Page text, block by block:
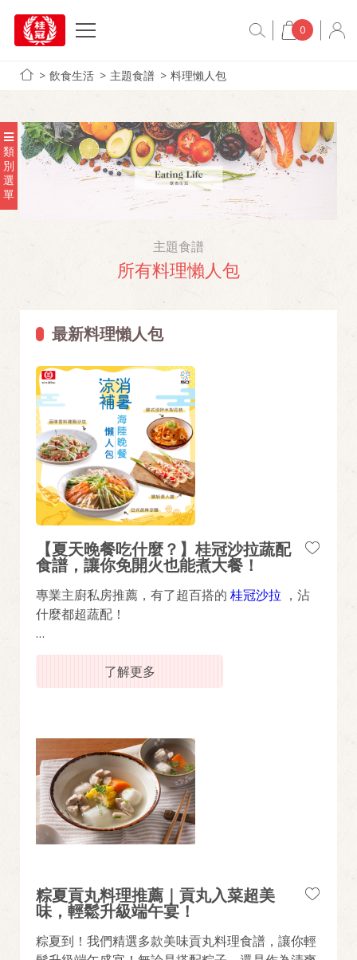
0
飲食生活 主題食譜 料理懶人包
類
別
選
單
主題食譜
所有料理懶人包
最新料理懶人包
【夏天晚餐吃什麼？】桂冠沙拉蔬配
食譜，讓你免開火也能煮大餐！
專業主廚私房推薦，有了超百搭的 桂冠沙拉 ，沾
什麼都超蔬配！
跟著桂冠主廚輕鬆變化蔬配料理，這套【夏日海陸
晚餐懶人包】把沙拉醬變身萬用調味料，其香甜滑
順的質地能鎖定食材鮮甜，用桂冠沙拉讓家中小朋
從「百香果涼拌南瓜」到「日式什錦煎」，教你用
黃金比例玩出驚艷風味，讓晚餐時刻變得沁涼又滿
足。備餐變簡單了，省下的時間更能陪家人好好說
頓飯。
你可能也會喜歡：超人氣早餐推薦
了解更多
粽夏貢丸料理推薦｜貢丸入菜超美
味，輕鬆升級端午宴！
粽夏到！我們精選多款美味貢丸料理食譜，讓你輕